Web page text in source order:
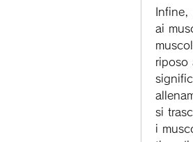
ai
riposo
si
i